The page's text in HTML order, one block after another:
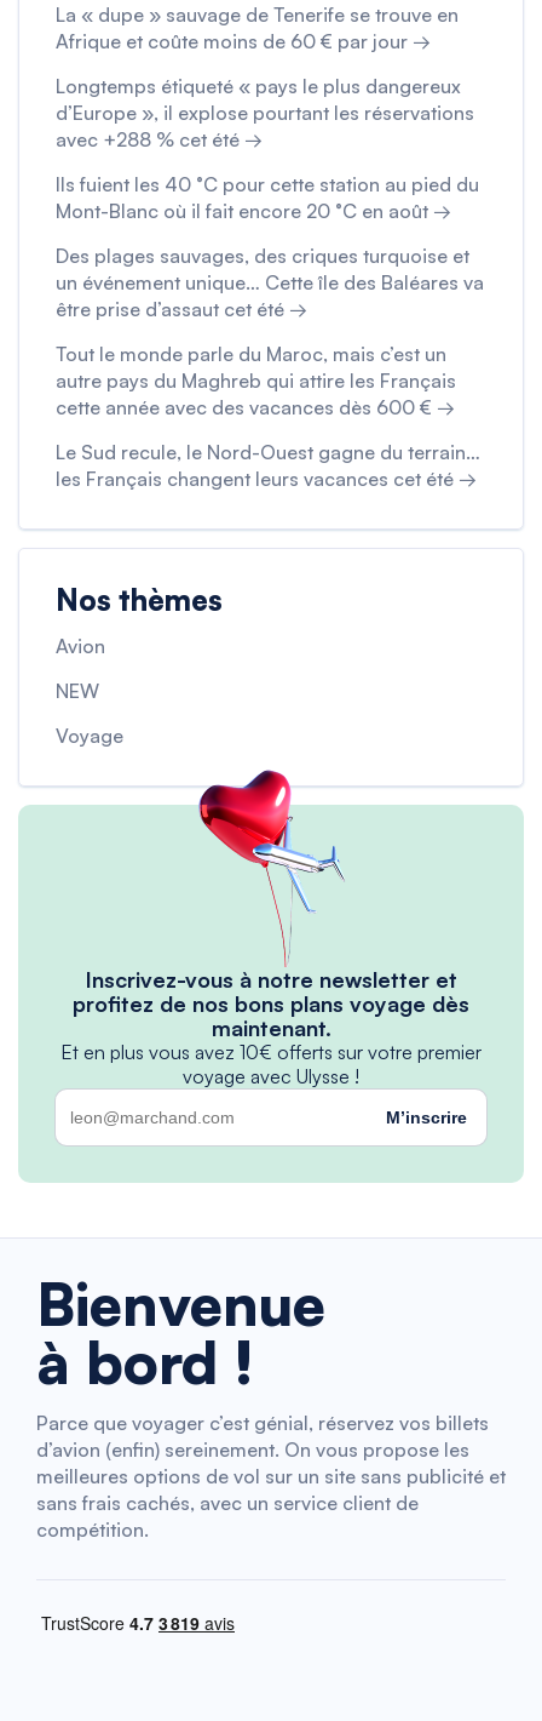
La « dupe » sauvage de Tenerife se trouve en
Afrique et coûte moins de 60 € par jour →
Longtemps étiqueté « pays le plus dangereux
d’Europe », il explose pourtant les réservations
avec +288 % cet été →
Ils fuient les 40 °C pour cette station au pied du
Mont-Blanc où il fait encore 20 °C en août →
Des plages sauvages, des criques turquoise et
un événement unique… Cette île des Baléares va
être prise d’assaut cet été →
Tout le monde parle du Maroc, mais c’est un
autre pays du Maghreb qui attire les Français
cette année avec des vacances dès 600 € →
Le Sud recule, le Nord-Ouest gagne du terrain…
les Français changent leurs vacances cet été →
Nos thèmes
Avion
NEW
Voyage
Inscrivez-vous à notre newsletter et
profitez de nos bons plans voyage dès
maintenant.
Et en plus vous avez 10€ offerts sur votre premier
voyage avec Ulysse !
M’inscrire
Bienvenue
à bord !
Parce que voyager c’est génial, réservez vos billets
d’avion (enfin) sereinement. On vous propose les
meilleures options de vol sur un site sans publicité et
sans frais cachés, avec un service client de
compétition.